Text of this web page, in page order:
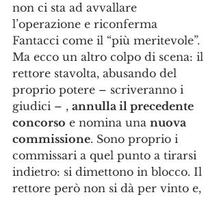
non ci sta ad avvallare
l’operazione e riconferma
Fantacci come il “più meritevole”.
Ma ecco un altro colpo di scena: il
rettore stavolta, abusando del
proprio potere – scriveranno i
giudici – , annulla il precedente
concorso e nomina una nuova
commissione. Sono proprio i
commissari a quel punto a tirarsi
indietro: si dimettono in blocco. Il
rettore però non si dà per vinto e,